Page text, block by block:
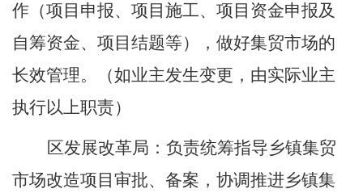
作 （项目申报、项目施工、项目资金申报及
自筹资金、项目结题等）
，做好集贸市场的
长效管理。
（如业主发生变更，由实际业主
执行以上职责）
区发展改革局 ： 负责统筹指导乡镇集贸
市场改造项目审批、备案，协调推进乡镇集